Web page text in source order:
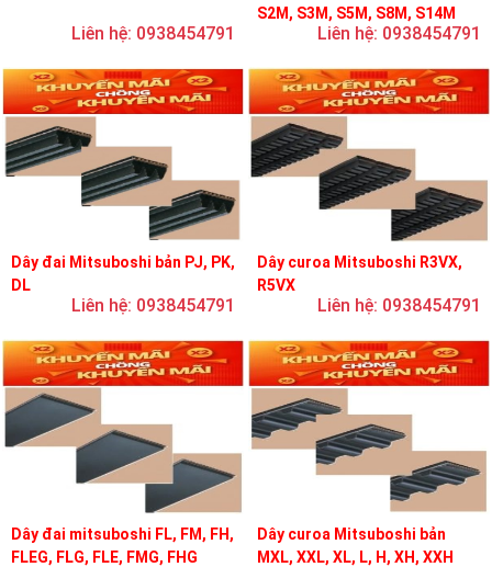
Liên hệ: 0938454791
S2M, S3M, S5M, S8M, S14M
Liên hệ: 0938454791
Dây đai Mitsuboshi bản PJ, PK,
DL
Liên hệ: 0938454791
Dây curoa Mitsuboshi R3VX,
R5VX
Liên hệ: 0938454791
Dây đai mitsuboshi FL, FM, FH,
FLEG, FLG, FLE, FMG, FHG
Dây curoa Mitsuboshi bản
MXL, XXL, XL, L, H, XH, XXH